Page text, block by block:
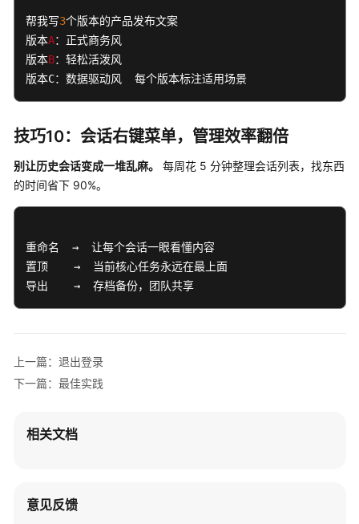
API
参
考
考
常
见
视
频
帮
助
档
下
考
帮我写3个版本的产品发布文案
版本A：正式商务风
版本B：轻松活泼风
版本C：数据驱动风  每个版本标注适用场景
技巧10：会话右键菜单，管理效率翻倍
别让历史会话变成一堆乱麻。
每周花 5 分钟整理会话列表，找东西
的时间省下 90%。
重命名  →  让每个会话一眼看懂内容
置顶    →  当前核心任务永远在最上面
导出    →  存档备份，团队共享
上一篇：退出登录
下一篇：最佳实践
相关文档
意见反馈